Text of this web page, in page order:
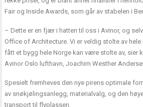
Fair og Inside Awards, som går av stabelen i
– Dette er en fjær i hatten til oss i Avinor, og
Office of Architecture. Vi er veldig stolte av
fått et bygg hele Norge kan være stolte av, sier
Avinor Oslo lufthavn, Joachim Westher
Spesielt fremheves den nye pirens optimale
av snøkjølingsanlegg, materialvalg, og den
transport til flyplassen.